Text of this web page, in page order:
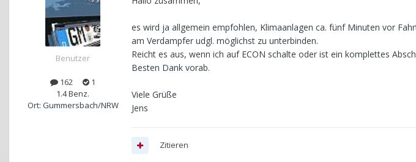
Benutzer
162
1
1.4 Benz.
Ort: Gummersbach/NRW
es wird ja allgemein empfohlen, Klimaanlagen ca. fünf Minuten vor
am Verdampfer udgl. möglichst zu unterbinden.
Reicht es aus, wenn ich auf ECON schalte oder ist ein komplettes
Besten Dank vorab.
Viele Grüße
Jens
Zitieren